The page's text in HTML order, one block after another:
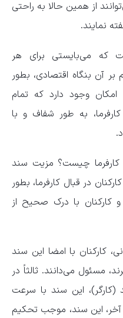
از همین حالا به راحتی
نمایند.
که می‌بایستی برای هر
آن بنگاه اقتصادی، بطور
وجود دارد که تمام
به طور شفاف و با
کارفرما چیست؟ مزیت سند
در قبال کارفرما، بطور
کارکنان با درک صحیح از
کارکنان با امضا این سند
مسئول می‌دانند. ثالثاً در
این سند با سرعت
آخر، این سند، موجب تحکیم